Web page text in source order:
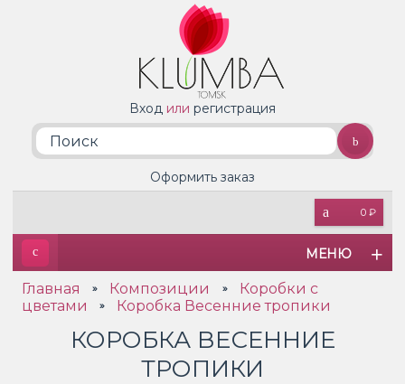
Вход или регистрация
0 ₽
Оформить заказ
МЕНЮ
Главная » Композиции »
Коробки с
цветами
» Коробка Весенние тропики
КОРОБКА ВЕСЕННИЕ
ТРОПИКИ